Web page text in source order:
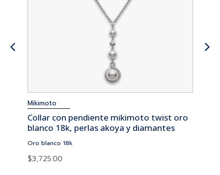
Mikimoto
Collar con pendiente mikimoto twist oro
blanco 18k, perlas akoya y diamantes
Oro blanco 18k
$3,725.00